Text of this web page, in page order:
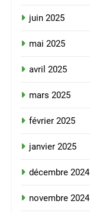
juin 2025
mai 2025
avril 2025
mars 2025
février 2025
janvier 2025
décembre 2024
novembre 2024